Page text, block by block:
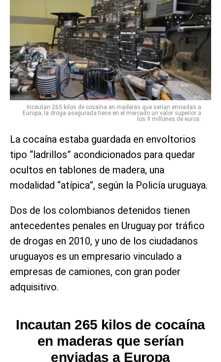
Incautan 265 kilos de cocaína en maderas que serían enviadas a
Europa; la droga asegurada tiene en el mercado un valor superior a
los 9 millones de euros.
La cocaína estaba guardada en envoltorios
tipo “ladrillos” acondicionados para quedar
ocultos en tablones de madera, una
modalidad “atípica”, según la Policía uruguaya.
Dos de los colombianos detenidos tienen
antecedentes penales en Uruguay por tráfico
de drogas en 2010, y uno de los ciudadanos
uruguayos es un empresario vinculado a
empresas de camiones, con gran poder
adquisitivo.
Incautan 265 kilos de cocaína
en maderas que serían
enviadas a Europa